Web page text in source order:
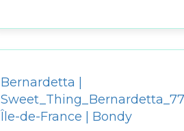
Bernardetta |
Sweet_Thing_Bernardetta_77
Île-de-France | Bondy